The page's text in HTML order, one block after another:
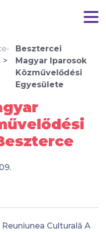
Besztercei
Magyar Iparosok
Közművelődési
Egyesülete
Reuniunea Culturală A